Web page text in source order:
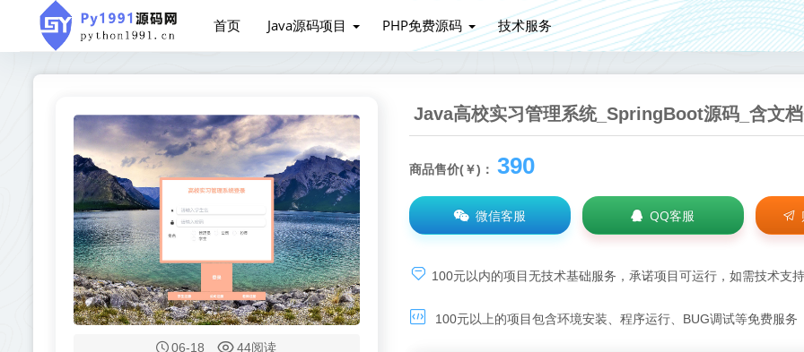
首页 Java源码项目 PHP免费源码 技术服务
06-18 44阅读
Java高校实习管理系统_SpringBoot源码_含文
商品售价(￥)： 390
微信客服 QQ客服
100元以内的项目无技术基础服务，承诺项目可运行，如需技术支持
100元以上的项目包含环境安装、程序运行、BUG调试等免费服务